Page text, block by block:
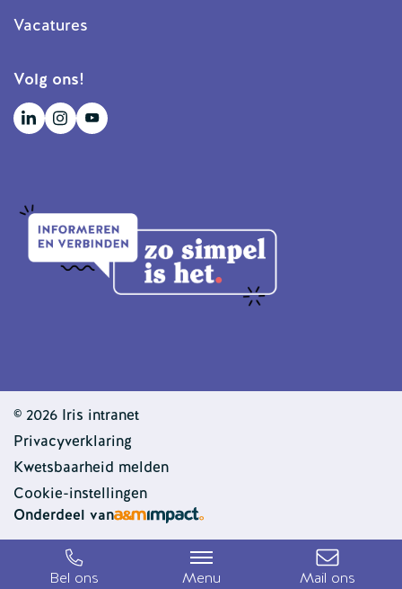
Vacatures
Volg ons!
© 2026 Iris intranet
Privacyverklaring
Kwetsbaarheid melden
Cookie-instellingen
Onderdeel van
Bel ons Menu Mail ons